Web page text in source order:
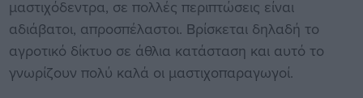
μαστιχόδεντρα, σε πολλές περιπτώσεις είναι
αδιάβατοι, απροσπέλαστοι. Βρίσκεται δηλαδή το
αγροτικό δίκτυο σε άθλια κατάσταση και αυτό το
γνωρίζουν πολύ καλά οι μαστιχοπαραγωγοί.